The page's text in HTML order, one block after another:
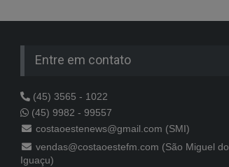
Entre em contato
(45) 3565 - 1022
(45) 9982 - 99557
costaoestenews@gmail.com (SMI)
vendas@costaoestefm.com (São Miguel do
Iguaçu)